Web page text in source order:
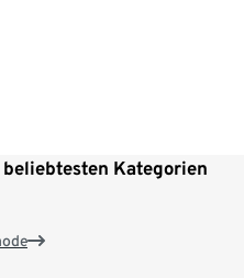
beliebtesten Kategorien